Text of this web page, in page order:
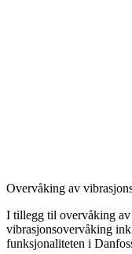
Overvåking av
I tillegg til overvåking
vibrasjonsovervåking
funksjonaliteten i